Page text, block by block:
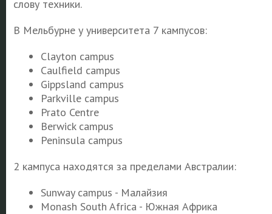
слову техники.
В Мельбурне у университета 7 кампусов:
Clayton campus
Caulfield campus
Gippsland campus
Parkville campus
Prato Centre
Berwick campus
Peninsula campus
2 кампуса находятся за пределами Австралии:
Sunway campus - Малайзия
Monash South Africa - Южная Африка